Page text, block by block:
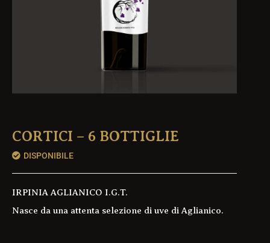
CORTICI – 6 BOTTIGLIE
DISPONIBILE
IRPINIA AGLIANICO I.G.T.
Nasce da una attenta selezione di uve di Aglianico.